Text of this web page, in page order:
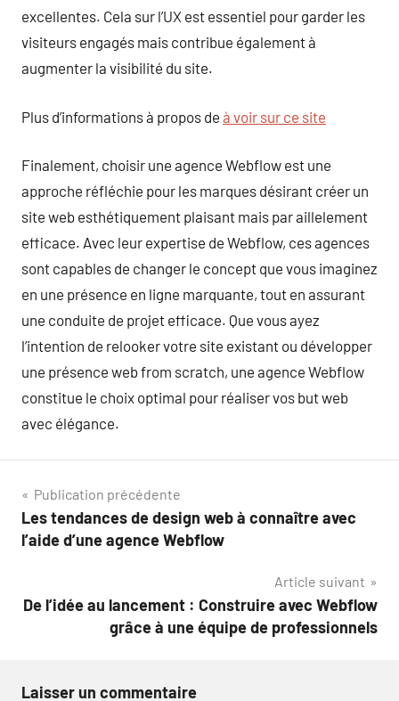
excellentes. Cela sur l’UX est essentiel pour garder les
visiteurs engagés mais contribue également à
augmenter la visibilité du site.
Plus d’informations à propos de à voir sur ce site
Finalement, choisir une agence Webflow est une
approche réfléchie pour les marques désirant créer un
site web esthétiquement plaisant mais par aillelement
efficace. Avec leur expertise de Webflow, ces agences
sont capables de changer le concept que vous imaginez
en une présence en ligne marquante, tout en assurant
une conduite de projet efficace. Que vous ayez
l’intention de relooker votre site existant ou développer
une présence web from scratch, une agence Webflow
constitue le choix optimal pour réaliser vos but web
avec élégance.
Navigation
de
Publication précédente
Les tendances de design web à connaître avec
l’aide d’une agence Webflow
Article suivant
De l’idée au lancement : Construire avec Webflow
grâce à une équipe de professionnels
Laisser un commentaire